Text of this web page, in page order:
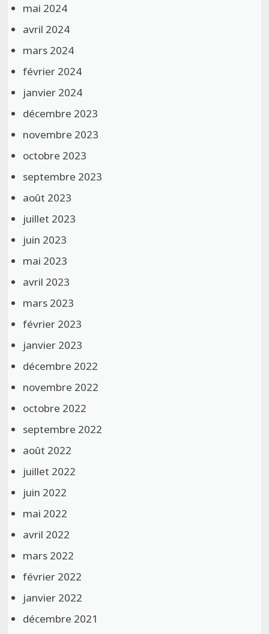
mai 2024
avril 2024
mars 2024
février 2024
janvier 2024
décembre 2023
novembre 2023
octobre 2023
septembre 2023
août 2023
juillet 2023
juin 2023
mai 2023
avril 2023
mars 2023
février 2023
janvier 2023
décembre 2022
novembre 2022
octobre 2022
septembre 2022
août 2022
juillet 2022
juin 2022
mai 2022
avril 2022
mars 2022
février 2022
janvier 2022
décembre 2021